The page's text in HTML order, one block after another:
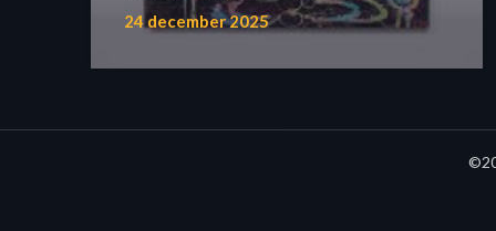
24 december 2025